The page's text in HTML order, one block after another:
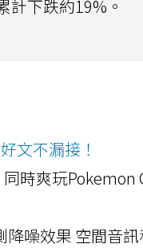
計下跌約19%。
文不漏接！
時爽玩Pokemon
降噪效果 空間音